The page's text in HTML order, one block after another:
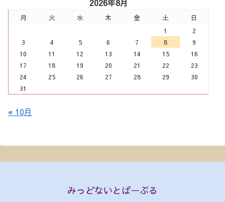
2026年8月
月 火 水 木 金 土
日
1
2
3
4 5 6 7 8
9
10
11 12 13 14 15
16
17
18 19 20 21 22
23
24
25 26 27 28 29
30
31
« 10月
みっどないとぱーぷる